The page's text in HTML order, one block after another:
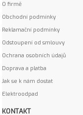
O firmě
Obchodní podmínky
Reklamační podmínky
Odstoupení od smlouvy
Ochrana osobních údajů
Doprava a platba
Jak se k nám dostat
Elektroodpad
KONTAKT